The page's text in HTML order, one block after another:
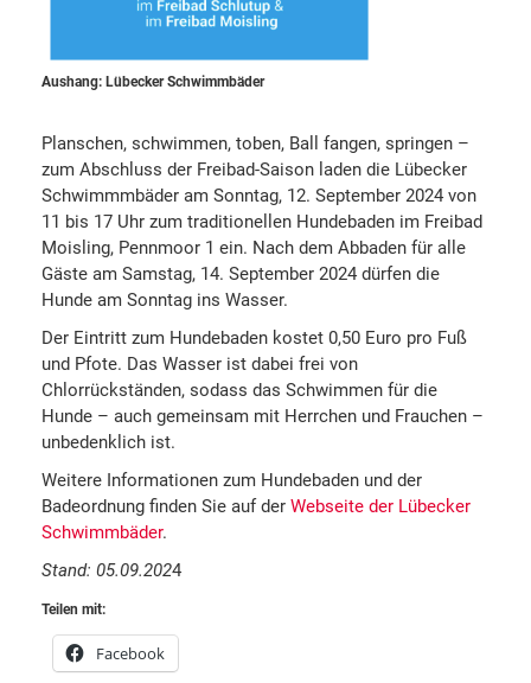
Aushang: Lübecker Schwimmbäder
Planschen, schwimmen, toben, Ball fangen, springen –
zum Abschluss der Freibad-Saison laden die Lübecker
Schwimmmbäder am Sonntag, 12. September 2024 von
11 bis 17 Uhr zum traditionellen Hundebaden im Freibad
Moisling, Pennmoor 1 ein. Nach dem Abbaden für alle
Gäste am Samstag, 14. September 2024 dürfen die
Hunde am Sonntag ins Wasser.
Der Eintritt zum Hundebaden kostet 0,50 Euro pro Fuß
und Pfote. Das Wasser ist dabei frei von
Chlorrückständen, sodass das Schwimmen für die
Hunde – auch gemeinsam mit Herrchen und Frauchen –
unbedenklich ist.
Weitere Informationen zum Hundebaden und der
Badeordnung finden Sie auf der Webseite der Lübecker
Schwimmbäder.
Stand: 05.09.2024
Teilen mit:
Facebook